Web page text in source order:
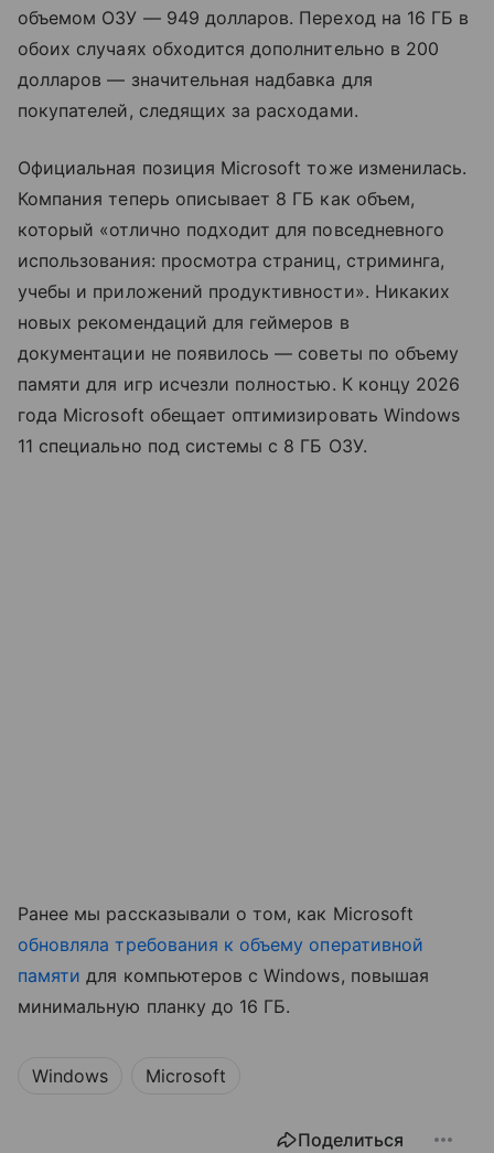
объемом ОЗУ — 949 долларов. Переход на 16 ГБ в
обоих случаях обходится дополнительно в 200
долларов — значительная надбавка для
покупателей, следящих за расходами.
Официальная позиция Microsoft тоже изменилась.
Компания теперь описывает 8 ГБ как объем,
который «отлично подходит для повседневного
использования: просмотра страниц, стриминга,
учебы и приложений продуктивности». Никаких
новых рекомендаций для геймеров в
документации не появилось — советы по объему
памяти для игр исчезли полностью. К концу 2026
года Microsoft обещает оптимизировать Windows
11 специально под системы с 8 ГБ ОЗУ.
Ранее мы рассказывали о том, как Microsoft
обновляла требования к объему оперативной
памяти для компьютеров с Windows, повышая
минимальную планку до 16 ГБ.
Windows Microsoft
Поделиться